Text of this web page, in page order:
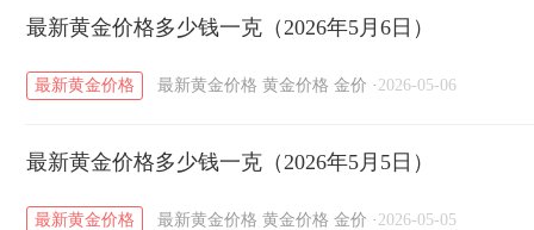
最新黄金价格多少钱一克（2026年5月6日）
最新黄金价格 最新黄金价格 黄金价格 金价 · 2026-05-06
最新黄金价格多少钱一克（2026年5月5日）
最新黄金价格 最新黄金价格 黄金价格 金价 · 2026-05-05